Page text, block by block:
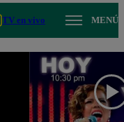
TV en vivo MENÚ